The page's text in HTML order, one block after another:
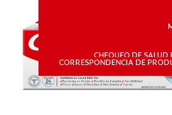
CHEQUEO DE SALUD
CORRESPONDENCIA DE